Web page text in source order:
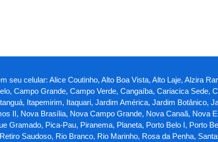
celular: Alice Coutinho, Alto Boa Vista, Alto Laje, Alzira
Campo Grande, Campo Verde, Cangaíba, Cariacica Sede,
Itapemirim, Itaquari, Jardim América, Jardim Botânico,
II, Nova Brasília, Nova Campo Grande, Nova Canaã, Nova
Pica-Pau, Piranema, Planeta, Porto Belo I, Porto
Saudoso, Rio Branco, Rio Marinho, Rosa da Penha,